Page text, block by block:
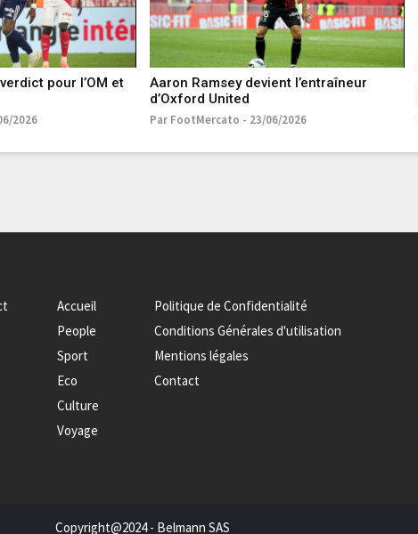
pour l’OM et
2026
Aaron Ramsey devient l’entraîneur
d’Oxford United
Par FootMercato - 23/06/2026
Accueil
People
Sport
Eco
Culture
Voyage
Politique de Confidentialité
Conditions Générales d'utilisation
Mentions légales
Contact
Copyright@2024 - Belmann SAS